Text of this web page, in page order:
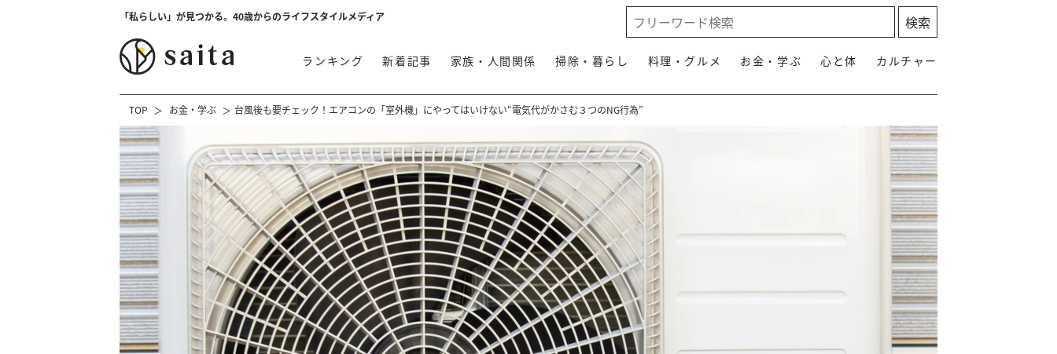
「私らしい」が見つかる。40歳からのライフスタイルメディア
ランキング 新着記事 家族・人間関係 掃除・暮らし 料理・グルメ お金・学ぶ 心と体 カルチャー
TOP お金・学ぶ 台風後も要チェック！エアコンの「室外機」にやってはいけない“電気代がかさむ３つのNG行為”